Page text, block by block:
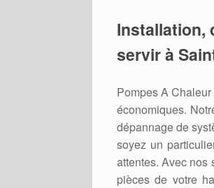
Installation,
servir à
Pompes A
économiques.
dépannage de
soyez un
attentes. Avec nos
pièces de votre